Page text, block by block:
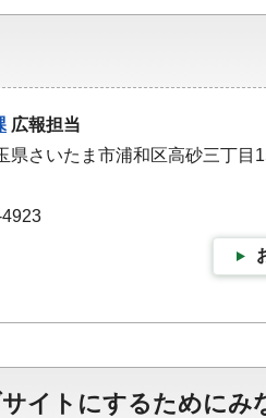
広報担当
県さいたま市浦和区高砂三丁目
イトにするために